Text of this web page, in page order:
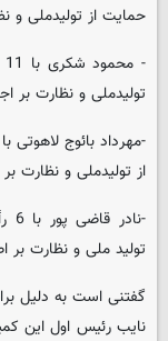
حمایت از تولیدملی و نظارت
تولیدملی و نظارت بر اجرای اصل
از تولیدملی و نظارت بر اجرای
-
تولید ملی و نظارت بر اصل 44 قانون
گفتنی است به دلیل
نایب رئیس اول این